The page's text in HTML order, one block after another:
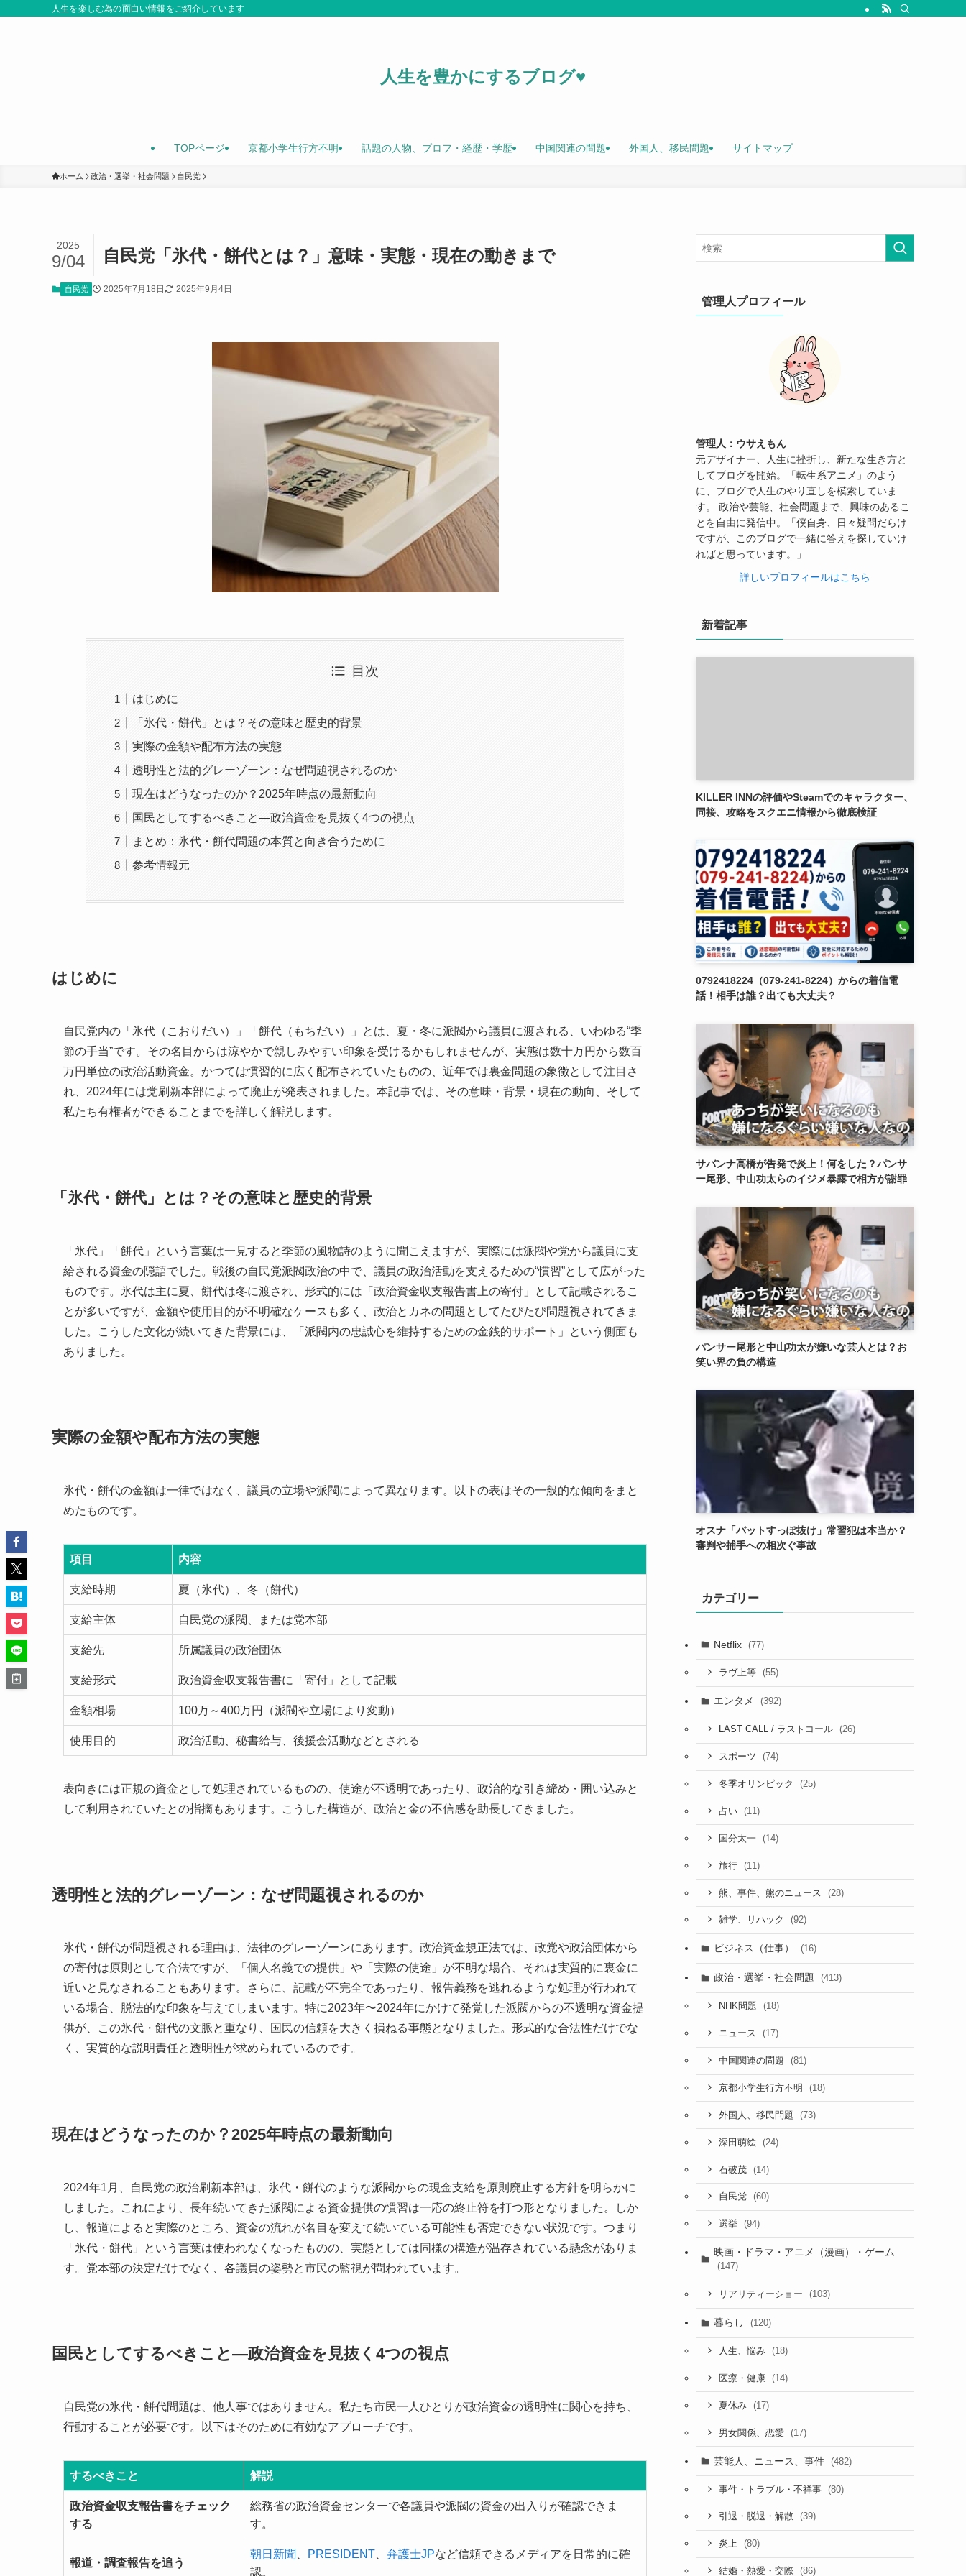
人生を楽しむ為の面白い情報をご紹介しています
人生を豊かにするブログ♥
TOPページ 京都小学生行方不明 話題の人物、プロフ・経歴・学歴 中国関連の問題 外国人、移民問題 サイトマップ
ホーム 政治・選挙・社会問題 自民党
自民党「氷代・餅代とは？」意味・実態・現在の動きまで
2025
9/04
自民党 2025年7月18日 2025年9月4日
目次
はじめに
「氷代・餅代」とは？その意味と歴史的背景
実際の金額や配布方法の実態
透明性と法的グレーゾーン：なぜ問題視されるのか
現在はどうなったのか？2025年時点の最新動向
国民としてするべきこと―政治資金を見抜く4つの視点
まとめ：氷代・餅代問題の本質と向き合うために
参考情報元
はじめに
自民党内の「氷代（こおりだい）」「餅代（もちだい）」とは、夏・冬に派閥から議員に渡される、いわゆる“季
節の手当”です。その名目からは涼やかで親しみやすい印象を受けるかもしれませんが、実態は数十万円から数百
万円単位の政治活動資金。かつては慣習的に広く配布されていたものの、近年では裏金問題の象徴として注目さ
れ、2024年には党刷新本部によって廃止が発表されました。本記事では、その意味・背景・現在の動向、そして
私たち有権者ができることまでを詳しく解説します。
「氷代・餅代」とは？その意味と歴史的背景
「氷代」「餅代」という言葉は一見すると季節の風物詩のように聞こえますが、実際には派閥や党から議員に支
給される資金の隠語でした。戦後の自民党派閥政治の中で、議員の政治活動を支えるための“慣習”として広がった
ものです。氷代は主に夏、餅代は冬に渡され、形式的には「政治資金収支報告書上の寄付」として記載されるこ
とが多いですが、金額や使用目的が不明確なケースも多く、政治とカネの問題としてたびたび問題視されてきま
した。こうした文化が続いてきた背景には、「派閥内の忠誠心を維持するための金銭的サポート」という側面も
ありました。
実際の金額や配布方法の実態
氷代・餅代の金額は一律ではなく、議員の立場や派閥によって異なります。以下の表はその一般的な傾向をまと
めたものです。
項目 内容
支給時期 夏（氷代）、冬（餅代）
支給主体 自民党の派閥、または党本部
支給先 所属議員の政治団体
支給形式 政治資金収支報告書に「寄付」として記載
金額相場 100万～400万円（派閥や立場により変動）
使用目的 政治活動、秘書給与、後援会活動などとされる
表向きには正規の資金として処理されているものの、使途が不透明であったり、政治的な引き締め・囲い込みと
して利用されていたとの指摘もあります。こうした構造が、政治と金の不信感を助長してきました。
透明性と法的グレーゾーン：なぜ問題視されるのか
氷代・餅代が問題視される理由は、法律のグレーゾーンにあります。政治資金規正法では、政党や政治団体から
の寄付は原則として合法ですが、「個人名義での提供」や「実際の使途」が不明な場合、それは実質的に裏金に
近いと見なされることもあります。さらに、記載が不完全であったり、報告義務を逃れるような処理が行われて
いる場合、脱法的な印象を与えてしまいます。特に2023年〜2024年にかけて発覚した派閥からの不透明な資金提
供が、この氷代・餅代の文脈と重なり、国民の信頼を大きく損ねる事態となりました。形式的な合法性だけでな
く、実質的な説明責任と透明性が求められているのです。
現在はどうなったのか？2025年時点の最新動向
2024年1月、自民党の政治刷新本部は、氷代・餅代のような派閥からの現金支給を原則廃止する方針を明らかに
しました。これにより、長年続いてきた派閥による資金提供の慣習は一応の終止符を打つ形となりました。しか
し、報道によると実際のところ、資金の流れが名目を変えて続いている可能性も否定できない状況です。つまり
「氷代・餅代」という言葉は使われなくなったものの、実態としては同様の構造が温存されている懸念がありま
す。党本部の決定だけでなく、各議員の姿勢と市民の監視が問われています。
国民としてするべきこと―政治資金を見抜く4つの視点
自民党の氷代・餅代問題は、他人事ではありません。私たち市民一人ひとりが政治資金の透明性に関心を持ち、
行動することが必要です。以下はそのために有効なアプローチです。
するべきこと 解説
政治資金収支報告書をチェック
する
総務省の政治資金センターで各議員や派閥の資金の出入りが確認できま
す。
報道・調査報告を追う
朝日新聞 PRESIDENT 弁護士JPなど信頼できるメディアを日常的に確
認。
管理人プロフィール
管理人：ウサえもん
元デザイナー、人生に挫折し、新たな生き方と
してブログを開始。「転生系アニメ」のよう
に、ブログで人生のやり直しを模索していま
す。 政治や芸能、社会問題まで、興味のあるこ
とを自由に発信中。「僕自身、日々疑問だらけ
ですが、このブログで一緒に答えを探していけ
ればと思っています。」
詳しいプロフィールはこちら
新着記事
KILLER INNの評価やSteamでのキャラクター、
同接、攻略をスクエニ情報から徹底検証
0792418224（079-241-8224）からの着信電
話！相手は誰？出ても大丈夫？
サバンナ高橋が告発で炎上！何をした？パンサ
ー尾形、中山功太らのイジメ暴露で相方が謝罪
パンサー尾形と中山功太が嫌いな芸人とは？お
笑い界の負の構造
オスナ「バットすっぽ抜け」常習犯は本当か？
審判や捕手への相次ぐ事故
カテゴリー
Netflix (77)
ラヴ上等 (55)
エンタメ (392)
LAST CALL / ラストコール (26)
スポーツ (74)
冬季オリンピック (25)
占い (11)
国分太一 (14)
旅行 (11)
熊、事件、熊のニュース (28)
雑学、リハック (92)
ビジネス（仕事） (16)
政治・選挙・社会問題 (413)
NHK問題 (18)
ニュース (17)
中国関連の問題 (81)
京都小学生行方不明 (18)
外国人、移民問題 (73)
深田萌絵 (24)
石破茂 (14)
自民党 (60)
選挙 (94)
映画・ドラマ・アニメ（漫画）・ゲーム
(147)
リアリティーショー (103)
暮らし (120)
人生、悩み (18)
医療・健康 (14)
夏休み (17)
男女関係、恋愛 (17)
芸能人、ニュース、事件 (482)
事件・トラブル・不祥事 (80)
引退・脱退・解散 (39)
炎上 (80)
結婚・熱愛・交際 (86)